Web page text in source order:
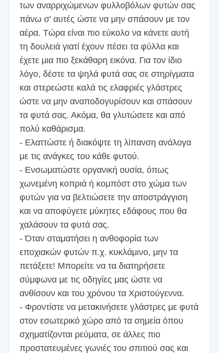
των αναρριχώμενων φυλλοβόλων φυτών σας
πάνω σ’ αυτές ώστε να μην σπάσουν με τον
αέρα. Τώρα είναι πιο εύκολο να κάνετε αυτή
τη δουλειά γιατί έχουν πέσει τα φύλλα και
έχετε μια πιο ξεκάθαρη εικόνα. Για τον ίδιο
λόγο, δέστε τα ψηλά φυτά σας σε στηρίγματα
και στερεώστε καλά τις ελαφριές γλάστρες
ώστε να μην αναποδογυρίσουν και σπάσουν
τα φυτά σας. Ακόμα, θα γλυτώσετε και από
πολύ καθάρισμα.
- Ελαττώστε ή διακόψτε τη λίπανση ανάλογα
με τις ανάγκες του κάθε φυτού.
- Ενσωματώστε οργανική ουσία, όπως
χωνεμένη κοπριά ή κομπόστ στο χώμα των
φυτών για να βελτιώσετε την αποστράγγιση
και να αποφύγετε μύκητες εδάφους που θα
χαλάσουν τα φυτά σας.
- Όταν σταματήσει η ανθοφορία των
εποχιακών φυτών π.χ. κυκλάμινο, μην τα
πετάξετε! Μπορείτε να τα διατηρήσετε
σύμφωνα με τις οδηγίες μας ώστε να
ανθίσουν και του χρόνου τα Χριστούγεννα.
- Φροντίστε να μετακινήσετε γλάστρες με φυτά
στον εσωτερικό χώρο από τα σημεία όπου
σχηματίζονται ρεύματα, σε άλλες πιο
προστατευμένες γωνιές του σπιτιού σας και